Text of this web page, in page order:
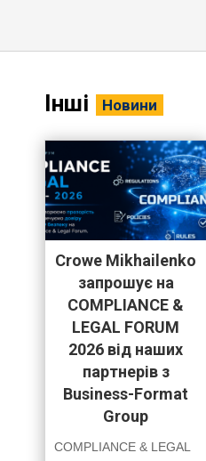
Інші Новини
Crowe Mikhailenko
запрошує на
COMPLIANCE &
LEGAL FORUM
2026 від наших
партнерів з
Business-Format
Group
COMPLIANCE & LEGAL